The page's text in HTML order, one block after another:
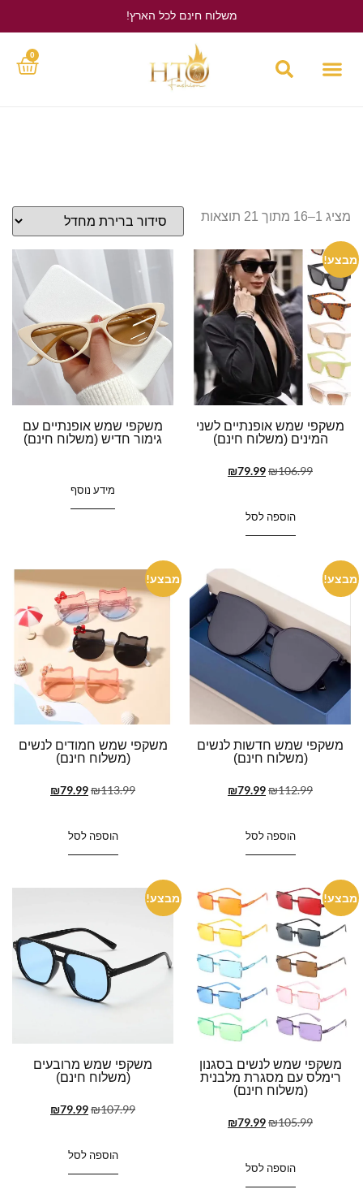
משלוח חינם לכל הארץ!
0
מציג 1–16 מתוך 21 תוצאות
מבצע!
משקפי שמש אופנתיים לשני
המינים (משלוח חינם)
₪106.99
₪79.99
הוספה לסל
משקפי שמש אופנתיים עם
גימור חדיש (משלוח חינם)
מידע נוסף
מבצע!
משקפי שמש חדשות לנשים
(משלוח חינם)
₪112.99
₪79.99
הוספה לסל
מבצע!
משקפי שמש חמודים לנשים
(משלוח חינם)
₪113.99
₪79.99
הוספה לסל
מבצע!
משקפי שמש לנשים בסגנון
רימלס עם מסגרת מלבנית
(משלוח חינם)
₪105.99
₪79.99
הוספה לסל
מבצע!
משקפי שמש מרובעים
(משלוח חינם)
₪107.99
₪79.99
הוספה לסל